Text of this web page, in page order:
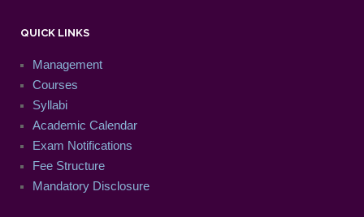
QUICK LINKS
Management
Courses
Syllabi
Academic Calendar
Exam Notifications
Fee Structure
Mandatory Disclosure